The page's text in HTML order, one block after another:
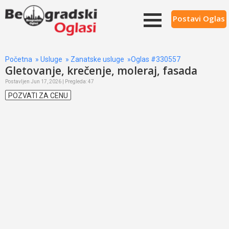
Postavi Oglas
Početna » Usluge » Zanatske usluge »Oglas #330557
Gletovanje, krečenje, moleraj, fasada
Postavljen Jun 17, 2026 | Pregleda: 47
POZVATI ZA CENU